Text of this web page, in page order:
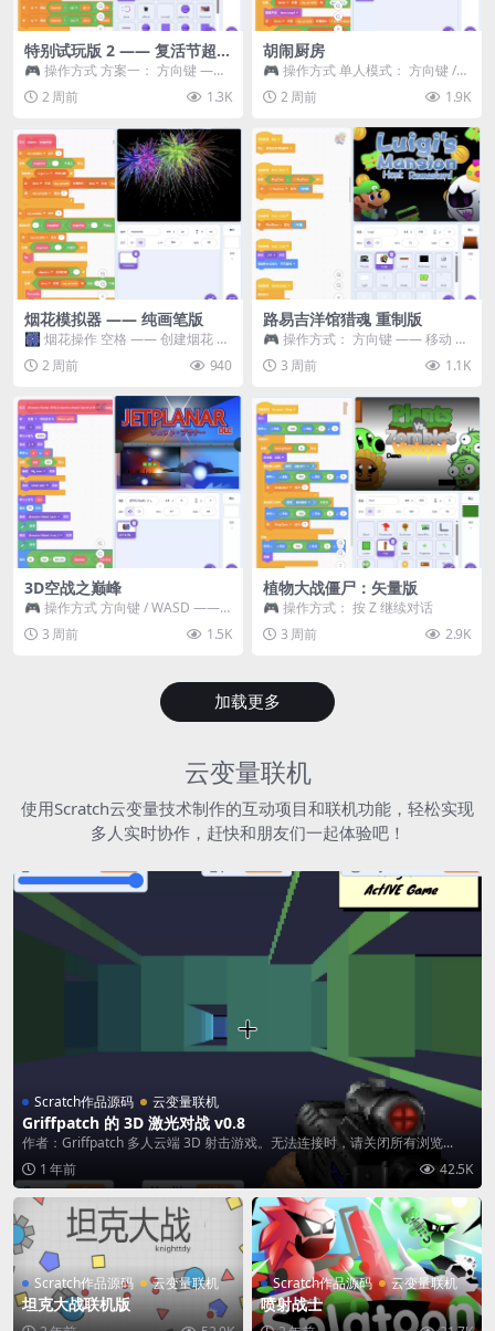
特别试玩版 2 —— 复活节超级
卡丁车赛
🎮 操作方式 方案一： 方向键 ——
移动 Z —— 跳跃 / 漂移 方案二： ...
2 周前 1.3K
胡闹厨房
🎮 操作方式 单人模式： 方向键 /
WASD —— 移动 Z / K —— 抓...
2 周前 1.9K
烟花模拟器 —— 纯画笔版
🎆 烟花操作 空格 —— 创建烟花 1
~ 3 —— 切换烟花类型 普通烟花
嘶...2 周前 940
路易吉洋馆猎魂 重制版
🎮 操作方式： 方向键 —— 移动 &
跳跃 空格 —— 打开宝箱 将你...
3 周前 1.1K
3D空战之巅峰
🎮 操作方式 方向键 / WASD ——
移动 Z / K —— 射击 / 攻击...
3 周前 1.5K
植物大战僵尸：矢量版
🎮 操作方式： 按 Z 继续对话
3 周前
2.9K
加载更多
云变量联机
使用Scratch云变量技术制作的互动项目和联机功能，轻松实现
多人实时协作，赶快和朋友们一起体验吧！
Scratch作品源码 云变量联机
Griffpatch 的 3D 激光对战 v0.8
作者：Griffpatch 多人云端 3D 射击游戏。无法连接时，请关闭所有浏览...
1 年前
42.5K
Scratch作品源码 云变量联机
坦克大战联机版
Scratch作品源码 云变量联机
喷射战士